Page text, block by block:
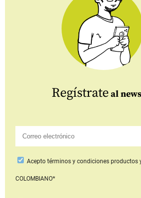
Regístrate al
Aceptotérminos y condiciones productos
COLOMBIANO*